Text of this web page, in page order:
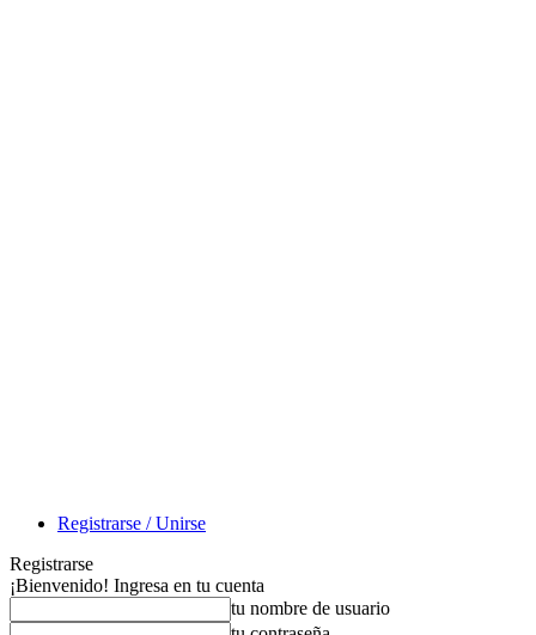
Registrarse / Unirse
Registrarse
¡Bienvenido! Ingresa en tu cuenta
tu nombre de usuario